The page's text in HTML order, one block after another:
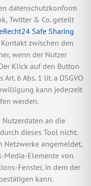
datenschutzkonform
Twitter & Co. geteilt
Safe Sharing
zwischen den
wenn der Nutzer
Klick auf den Button
6 Abs. 1 lit. a DSGVO
kann jederzeit
werden.
an die
dieses Tool nicht.
Netzwerke angemeldet,
Media-Elemente von
Fenster, in dem der
kann.